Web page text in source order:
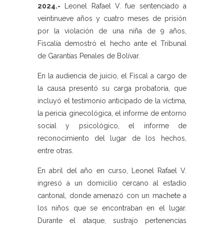
2024.- Leonel Rafael V. fue sentenciado a
veintinueve años y cuatro meses de prisión
por la violación de una niña de 9 años,
Fiscalía demostró el hecho ante el Tribunal
de Garantías Penales de Bolívar.
En la audiencia de juicio, el Fiscal a cargo de
la causa presentó su carga probatoria, que
incluyó el testimonio anticipado de la víctima,
la pericia ginecológica, el informe de entorno
social y psicológico, el informe de
reconocimiento del lugar de los hechos,
entre otras.
En abril del año en curso, Leonel Rafael V.
ingresó a un domicilio cercano al estadio
cantonal, donde amenazó con un machete a
los niños que se encontraban en el lugar.
Durante el ataque, sustrajo pertenencias